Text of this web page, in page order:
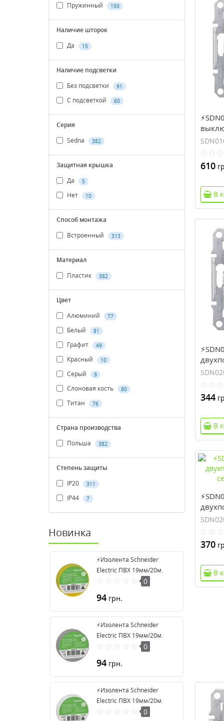
Пружинный 193
Наличие шторок
Да
15
Наличие подсветки
Без подсветки
91
С подсветкой 60
Серия
Sedna
382
Защитная крышка
Да
5
Нет 10
Способ монтажа
Встроенный
313
Материал
Пластик
382
Цвет
Алюминий
77
Белый 81
Графит 49
Красный 10
Серый 9
Слоновая кость 80
Титан 76
Страна производства
Польша
382
Степень защиты
IP20
311
IP44 7
Новинка
⚡Изолента Schneider
Electric ПВХ 19мм/20м.
Цвет "Желтый" (2420101)
0
94 грн.
⚡Изолента Schneider
Electric ПВХ 19мм/20м.
Цвет "Серый" (2420108)
0
94 грн.
⚡Изолента Schneider
Electric ПВХ 19мм/20м.
Цвет "Белый" (2420104)
0
610
В
серии
344
В
серии
370
В